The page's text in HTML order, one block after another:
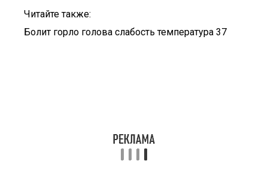
Читайте также:
Болит горло голова слабость температура 37